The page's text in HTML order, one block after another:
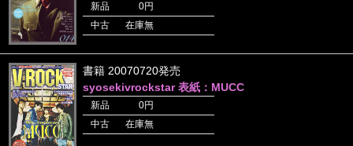
新品
0円
中古
在庫無
書籍 20070720発売
syosekivrockstar 表紙：MUCC
新品
0円
中古
在庫無